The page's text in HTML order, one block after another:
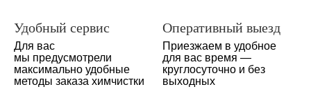
Удобный сервис
Для вас
мы предусмотрели
максимально удобные
методы заказа химчистки
Оперативный выезд
Приезжаем в удобное
для вас время —
круглосуточно и без
выходных